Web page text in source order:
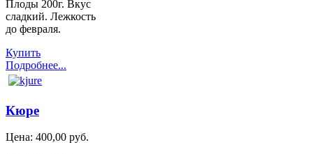
Плоды 200г. Вкус
сладкий. Лежкость
до февраля.
Купить
Подробнее...
Кюре
Цена: 400,00 руб.